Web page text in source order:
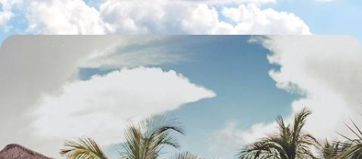
Tête-à-tête dans le Yucatán - Cités coloniales et
douceur caribéenne
Vivre l’essentiel du Yucatán à deux ; de cités mayas en villes coloniales,
faire escale dans de petites adresses de charme
12 jours, de CHF 4100 à CHF 5500